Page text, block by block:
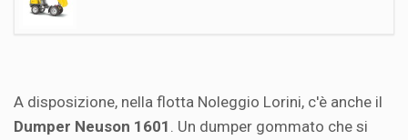
A disposizione, nella flotta Noleggio Lorini, c'è anche il
Dumper Neuson 1601 . Un dumper gommato che si